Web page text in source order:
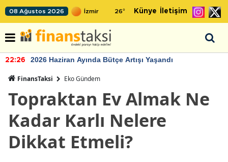
08 Ağustos 2026 26° Künye İletişim
22:26 2026 Haziran Ayında Bütçe Artışı Yaşandı
FinansTaksi Eko Gündem
Topraktan Ev Almak Ne
Kadar Karlı Nelere
Dikkat Etmeli?